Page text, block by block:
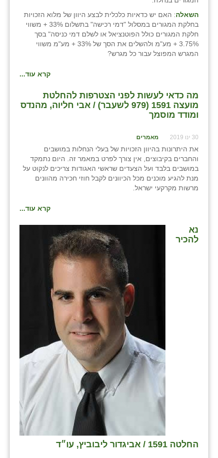
השאלה: האם יש כדאיות כלכלית לבצע היוון של מלוא הזכויות
בחלקת המגורים במסלול "דמי רכישה" בתשלום 33% + משווי
חלקת המגורים כולל הפוטנציאל או לשלם דמי כניסה" בסך
3.75% + מע"מ ולהשלים את הסך של 33% + מע"מ משווי
המגרש המפוצל עבור כל מגרש?
קרא עוד...
מה כדאי לעשות לפני הצטרפות להחלטת
מועצה 1591 (979 לשעבר) / אבי חליוה, מהנדס
ומודד מוסמך
30 ינו 2019 מאמרים
את היתרונות בהיוון הזכויות של בעלי הנחלות במושבים
והחברים בקיבוצים, אין צורך לפרט במאמר זה. היום נתמקד
במושבים בלבד ועל הצעדים שראשי האגודות צריכים לנקוט על
מנת להגיע מוכנים מכל הכיוונים לקבל חוזי חכירה מהוונים
מרשות מקרקעי ישראל.
קרא עוד...
נא
להכיר
החלטה 1591 / אביגדור ליבוביץ, עו״ד